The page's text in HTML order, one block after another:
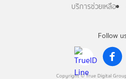
Follow
Copyright © True Digital
บริการช่วยเหลือ